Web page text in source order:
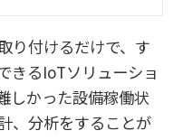
り付けるだけで、す
きるIoTソリューショ
しかった設備稼働状
、分析をすることが